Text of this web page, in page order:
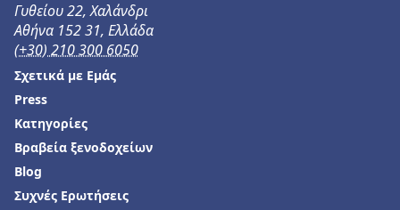
Γυθείου 22, Χαλάνδρι
Αθήνα 152 31, Ελλάδα
(+30) 210 300 6050
Σχετικά με Εμάς
Press
Κατηγορίες
Βραβεία ξενοδοχείων
Blog
Συχνές Ερωτήσεις